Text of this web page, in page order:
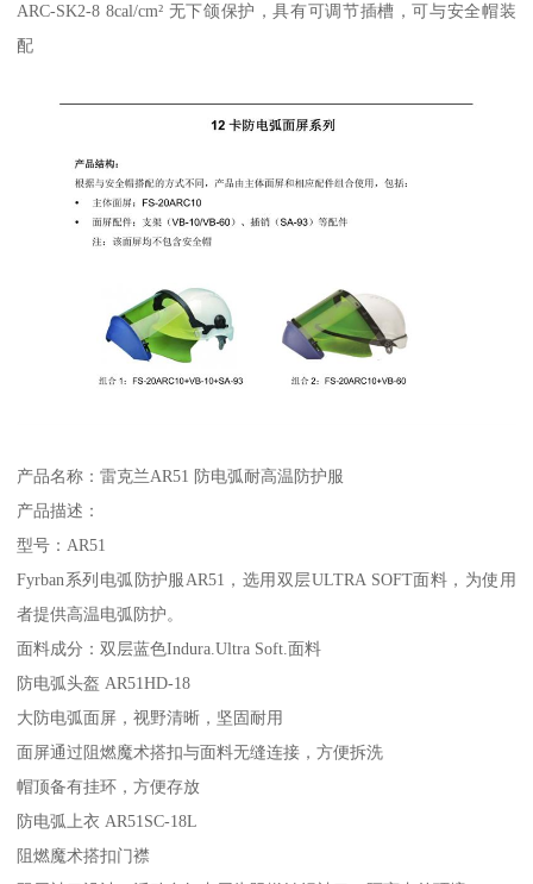
ARC-SK2-8 8cal/cm² 无下颌保护，具有可调节插槽，可与安全帽装
配
产品名称：雷克兰AR51 防电弧耐高温防护服
产品描述：
型号：AR51
Fyrban系列电弧防护服AR51，选用双层ULTRA SOFT面料，为使用
者提供高温电弧防护。
面料成分：双层蓝色Indura.Ultra Soft.面料
防电弧头盔 AR51HD-18
大防电弧面屏，视野清晰，坚固耐用
面屏通过阻燃魔术搭扣与面料无缝连接，方便拆洗
帽顶备有挂环，方便存放
防电弧上衣 AR51SC-18L
阻燃魔术搭扣门襟